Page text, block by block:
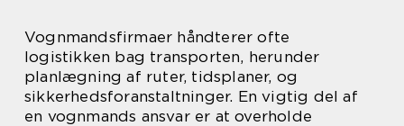
Vognmandsfirmaer håndterer ofte
logistikken bag transporten, herunder
planlægning af ruter, tidsplaner, og
sikkerhedsforanstaltninger. En vigtig del af
en vognmands ansvar er at overholde